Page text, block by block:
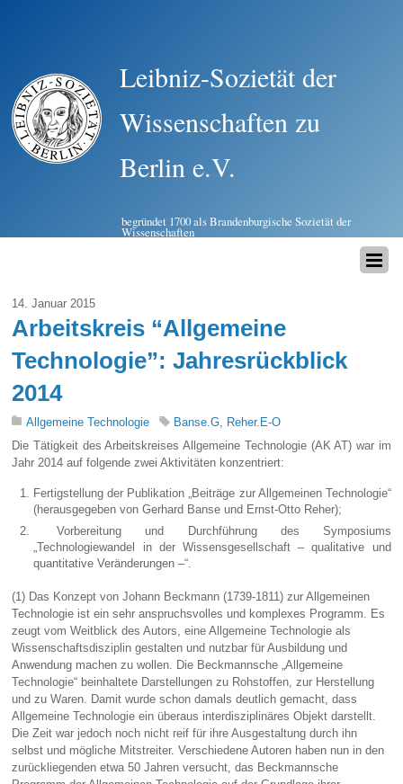
Leibniz-Sozietät der
Wissenschaften zu
Berlin e.V.
begründet 1700 als Brandenburgische Sozietät der
Wissenschaften
14. Januar 2015
Arbeitskreis “Allgemeine
Technologie”: Jahresrückblick
2014
Allgemeine Technologie Banse.G, Reher.E-O
Die Tätigkeit des Arbeitskreises Allgemeine Technologie (AK AT) war im
Jahr 2014 auf folgende zwei Aktivitäten konzentriert:
Fertigstellung der Publikation „Beiträge zur Allgemeinen Technologie“
(herausgegeben von Gerhard Banse und Ernst-Otto Reher);
Vorbereitung und Durchführung des Symposiums
„Technologiewandel in der Wissensgesellschaft – qualitative und
quantitative Veränderungen –“.
(1) Das Konzept von Johann Beckmann (1739-1811) zur Allgemeinen
Technologie ist ein sehr anspruchsvolles und komplexes Programm. Es
zeugt vom Weitblick des Autors, eine Allgemeine Technologie als
Wissenschaftsdisziplin gestalten und nutzbar für Ausbildung und
Anwendung machen zu wollen. Die Beckmannsche „Allgemeine
Technologie“ beinhaltete Darstellungen zu Rohstoffen, zur Herstellung
und zu Waren. Damit wurde schon damals deut­lich gemacht, dass
Allgemeine Technologie ein überaus interdisziplinäres Objekt darstellt.
Die Zeit war jedoch noch nicht reif für ihre Ausgestaltung durch ihn
selbst und mögliche Mitstreiter. Verschiedene Autoren haben nun in den
zurückliegenden etwa 50 Jahren versucht, das Beckmannsche